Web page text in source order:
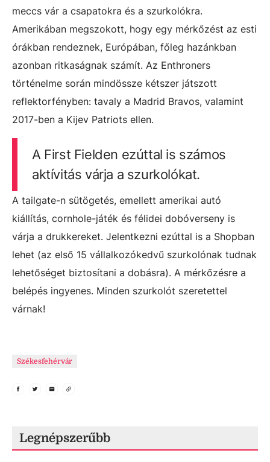
meccs vár a csapatokra és a szurkolókra.
Amerikában megszokott, hogy egy mérkőzést az esti
órákban rendeznek, Európában, főleg hazánkban
azonban ritkaságnak számít. Az Enthroners
történelme során mindössze kétszer játszott
reflektorfényben: tavaly a Madrid Bravos, valamint
2017-ben a Kijev Patriots ellen.
A First Fielden ezúttal is számos
aktívitás várja a szurkolókat.
A tailgate-n sütögetés, emellett amerikai autó
kiállítás, cornhole-játék és félidei dobóverseny is
várja a drukkereket. Jelentkezni ezúttal is a Shopban
lehet (az első 15 vállalkozókedvű szurkolónak tudnak
lehetőséget biztosítani a dobásra). A mérkőzésre a
belépés ingyenes. Minden szurkolót szeretettel
várnak!
Székesfehérvár
Legnépszerűbb